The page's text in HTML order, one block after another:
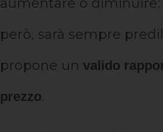
aumentare o diminuire:
però, sarà sempre
propone un valido
prezzo.